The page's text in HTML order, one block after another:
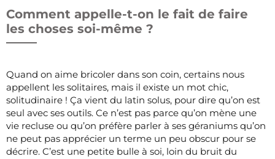
Comment appelle-t-on le fait de faire
les choses soi-même ?
Quand on aime bricoler dans son coin, certains nous
appellent les solitaires, mais il existe un mot chic,
solitudinaire ! Ça vient du latin solus, pour dire qu’on est
seul avec ses outils. Ce n’est pas parce qu’on mène une
vie recluse ou qu’on préfère parler à ses géraniums qu’on
ne peut pas apprécier un terme un peu obscur pour se
décrire. C’est une petite bulle à soi, loin du bruit du